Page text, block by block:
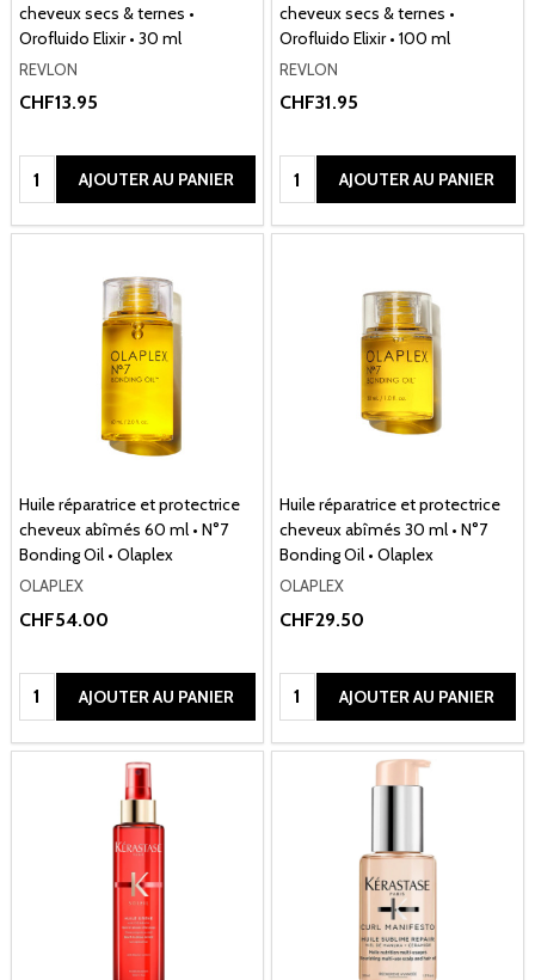
cheveux secs & ternes •
Orofluido Elixir • 30 ml
REVLON
CHF13.95
Quantité:AJOUTER AU PANIER
cheveux secs & ternes •
Orofluido Elixir • 100 ml
REVLON
CHF31.95
Quantité:AJOUTER AU PANIER
Huile réparatrice et protectrice
cheveux abîmés 60 ml • N°7
Bonding Oil • Olaplex
OLAPLEX
CHF54.00
Quantité:AJOUTER AU PANIER
Huile réparatrice et protectrice
cheveux abîmés 30 ml • N°7
Bonding Oil • Olaplex
OLAPLEX
CHF29.50
Quantité:AJOUTER AU PANIER